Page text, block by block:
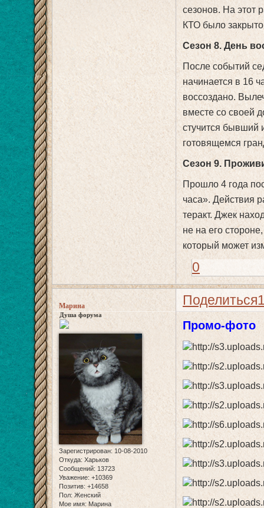
сезонов. На этот
КТО было
Сезон 8. День
После событий
начинается в 16
воссоздано.
вместе со своей
стучится бывший
готовящемся
Сезон 9.
Прошло 4 года
часа». Действия
теракт. Джек
не на его
который может
0
Поделиться
Марина
Душа форума
Зарегистрирован: 10-08-2010
Откуда: Харьков
Сообщений: 13723
Уважение: +10369
Позитив: +14658
Пол: Женский
Мое имя:Марина
Промо-фото